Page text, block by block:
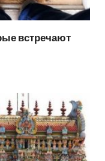
встречают